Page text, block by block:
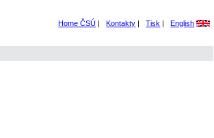
Home ČSÚ | Kontakty | Tisk | English